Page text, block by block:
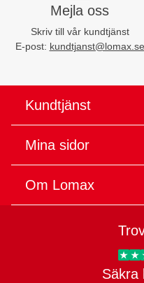
Mejla oss
Skriv till vår kundtjänst
E-post: kundtjanst@lomax.se
Kundtjänst
Mina sidor
Om Lomax
Säkra